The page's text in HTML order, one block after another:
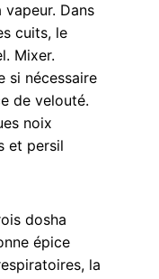
vapeur. Dans
cuits, le
Mixer.
si nécessaire
de velouté.
noix
et persil
dosha
épice
la